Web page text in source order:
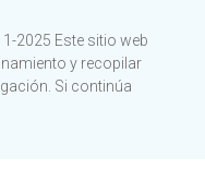
2025 Este sitio web
y recopilar
Si continúa